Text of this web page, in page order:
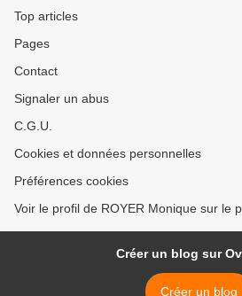
Top articles
Pages
Contact
Signaler un abus
C.G.U.
Cookies et données personnelles
Préférences cookies
Voir le profil de ROYER Monique sur le
Créer un blog sur
Créer un blog